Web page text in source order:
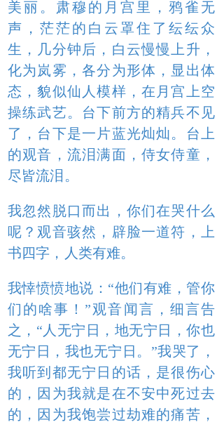
美丽。肃穆的月宫里，鸦雀无
声，茫茫的白云罩住了纭纭众
生，几分钟后，白云慢慢上升，
化为岚雾，各分为形体，显出体
态，貌似仙人模样，在月宫上空
操练武艺。台下前方的精兵不见
了，台下是一片蓝光灿灿。台上
的观音，流泪满面，侍女侍童，
尽皆流泪。
我忽然脱口而出，你们在哭什么
呢？观音骇然，辟脸一道符，上
书四字，人类有难。
我悻愤愤地说：“他们有难，管你
们的啥事！”观音闻言，细言告
之，“人无宁日，地无宁日，你也
无宁日，我也无宁日。”我哭了，
我听到都无宁日的话，是很伤心
的，因为我就是在不安中死过去
的，因为我饱尝过劫难的痛苦，